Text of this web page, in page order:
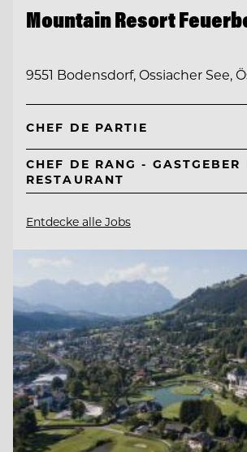
Mountain Resort
9551 Bodensdorf, Ossiacher See,
CHEF DE PARTIE
CHEF DE RANG - GASTGEBER
RESTAURANT
Entdecke alle Jobs